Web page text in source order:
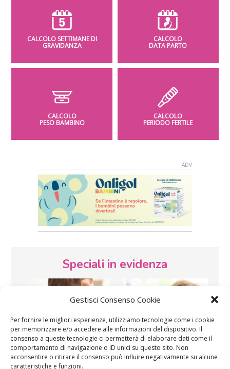
Gestisci Consenso Cookie
Per fornire le migliori esperienze, utilizziamo tecnologie come i cookie
per memorizzare e/o accedere alle informazioni del dispositivo. Il
consenso a queste tecnologie ci permetterà di elaborare dati come il
comportamento di navigazione o ID unici su questo sito. Non
acconsentire o ritirare il consenso può influire negativamente su alcune
caratteristiche e funzioni.
CALCOLO SETTIMANE DI
GRAVIDANZA
CALCOLO
DATA PARTO
CALCOLO
PESO BAMBINO
CALCOLO
PERIODO FERTILE
Speciali in evidenza
Vaccini SOS Pediatra